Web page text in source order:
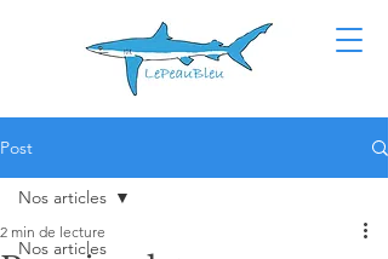
Post
Nos articles
Nos articles
2 min de lecture